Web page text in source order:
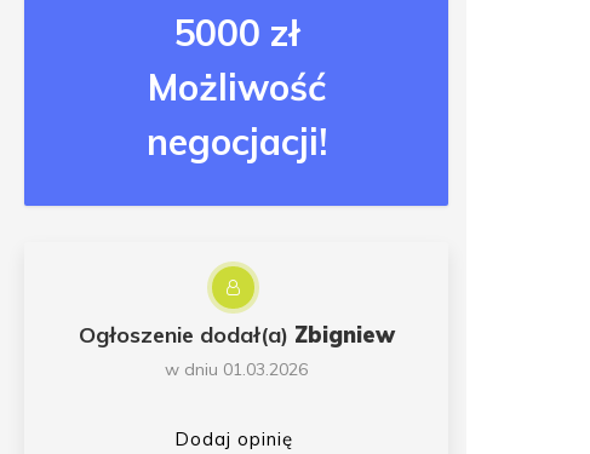
5000 zł
Możliwość
negocjacji!
Ogłoszenie dodał(a) Zbigniew
w dniu 01.03.2026
Dodaj opinię